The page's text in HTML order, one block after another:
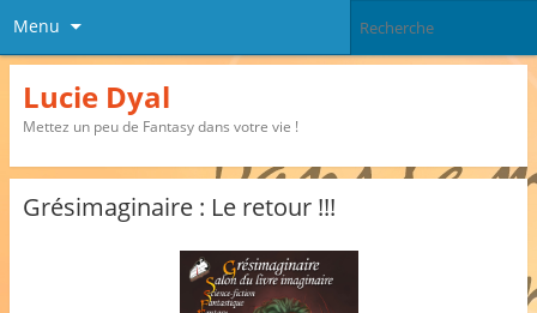
Menu
Lucie Dyal
Mettez un peu de Fantasy dans votre vie !
Grésimaginaire : Le retour !!!